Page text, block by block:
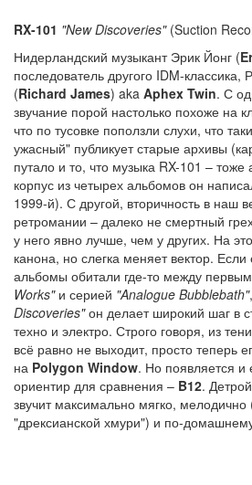
RX-101 "New Discoveries"(Suction
Нидерландский музыкант Эрик Йонг (
последователь другого IDM-
(Richard James) aka Aphex Twin. С
звучание порой настолько похоже на
что по тусовке поползли слухи, что
ужасный" публикует старые архивы
путало и то, что музыка RX-101 – тоже
корпус из четырех альбомов он
1999-й). С другой, вторичность в наш
ретромании – далеко не смертный
у него явно лучше, чем у других. На
канона, но слегка меняет вектор.
альбомы обитали где-то между первым
Works"и серией "Analogue Bubblebath"
Discoveries"он делает широкий шаг в
техно и электро. Строго говоря, из
всё равно не выходит, просто теперь
на Polygon Window. Но появляется
ориентир для сравнения – B12.
звучит максимально мягко, мелодично
"дрексианской хмури") и по-